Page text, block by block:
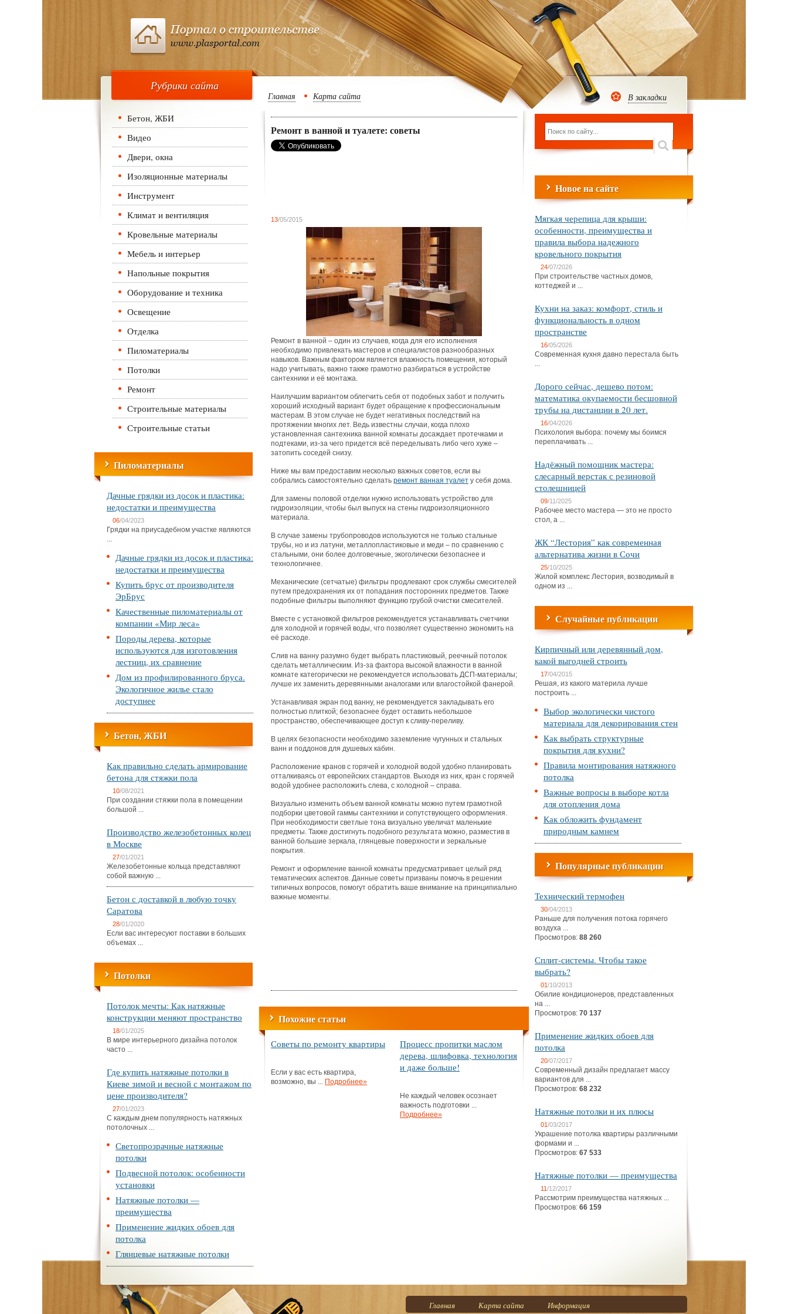
Рубрики сайта
Бетон, ЖБИ
Видео
Двери, окна
Изоляционные материалы
Инструмент
Климат и вентиляция
Кровельные материалы
Мебель и интерьер
Напольные покрытия
Оборудование и техника
Освещение
Отделка
Пиломатериалы
Потолки
Ремонт
Строительные материалы
Строительные статьи
Пиломатериалы
Дачные грядки из досок и пластика:
недостатки и преимущества
06/04/2023
Грядки на приусадебном участке являются
...
Дачные грядки из досок и пластика:
недостатки и преимущества
Купить брус от производителя
ЭрБрус
Качественные пиломатериалы от
компании «Мир леса»
Породы дерева, которые
используются для изготовления
лестниц, их сравнение
Дом из профилированного бруса.
Экологичное жилье стало
доступнее
Бетон, ЖБИ
Как правильно сделать армирование
бетона для стяжки пола
10/08/2021
При создании стяжки пола в помещении
большой ...
Производство железобетонных колец
в Москве
27/01/2021
Железобетонные кольца представляют
собой важную ...
Бетон с доставкой в любую точку
Саратова
28/01/2020
Если вас интересуют поставки в больших
объемах ...
Потолки
Потолок мечты: Как натяжные
конструкции меняют пространство
18/01/2025
В мире интерьерного дизайна потолок
часто ...
Где купить натяжные потолки в
Киеве зимой и весной с монтажом по
цене производителя?
27/01/2023
С каждым днем популярность натяжных
потолочных ...
Светопрозрачные натяжные
потолки
Подвесной потолок: особенности
установки
Натяжные потолки —
преимущества
Применение жидких обоев для
потолка
Глянцевые натяжные потолки
Главная Карта сайта
Ремонт в ванной и туалете: советы
13/05/2015
Ремонт в ванной – один из случаев, когда для его исполнения
необходимо привлекать мастеров и специалистов разнообразных
навыков. Важным фактором является влажность помещения, который
надо учитывать, важно также грамотно разбираться в устройстве
сантехники и её монтажа.
Наилучшим вариантом облегчить себя от подобных забот и получить
хороший исходный вариант будет обращение к профессиональным
мастерам. В этом случае не будет негативных последствий на
протяжении многих лет. Ведь известны случаи, когда плохо
установленная сантехника ванной комнаты досаждает протечками и
подтеками, из-за чего придется всё переделывать либо чего хуже –
затопить соседей снизу.
Ниже мы вам предоставим несколько важных советов, если вы
собрались самостоятельно сделать ремонт ванная туалет у себя дома.
Для замены половой отделки нужно использовать устройство для
гидроизоляции, чтобы был выпуск на стены гидроизоляционного
материала.
В случае замены трубопроводов используются не только стальные
трубы, но и из латуни, металлопластиковые и меди – по сравнению с
стальными, они более долговечные, экоголически безопаснее и
технологичнее.
Механические (сетчатые) фильтры продлевают срок службы смесителей
путем предохранения их от попадания посторонних предметов. Также
подобные фильтры выполняют функцию грубой очистки смесителей.
Вместе с установкой фильтров рекомендуется устанавливать счетчики
для холодной и горячей воды, что позволяет существенно экономить на
её расходе.
Слив на ванну разумно будет выбрать пластиковый, реечный потолок
сделать металлическим. Из-за фактора высокой влажности в ванной
комнате категорически не рекомендуется использовать ДСП-материалы;
лучше их заменить деревянными аналогами или влагостойкой фанерой.
Устанавливая экран под ванну, не рекомендуется закладывать его
полностью плиткой; безопаснее будет оставить небольшое
пространство, обеспечивающее доступ к сливу-переливу.
В целях безопасности необходимо заземление чугунных и стальных
ванн и поддонов для душевых кабин.
Расположение кранов с горячей и холодной водой удобно планировать
отталкиваясь от европейских стандартов. Выходя из них, кран с горячей
водой удобнее расположить слева, с холодной – справа.
Визуально изменить объем ванной комнаты можно путем грамотной
подборки цветовой гаммы сантехники и сопутствующего оформления.
При необходимости светлые тона визуально увеличат маленькие
предметы. Также достигнуть подобного результата можно, разместив в
ванной большие зеркала, глянцевые поверхности и зеркальные
покрытия.
Ремонт и оформление ванной комнаты предусматривает целый ряд
тематических аспектов. Данные советы призваны помочь в решении
типичных вопросов, помогут обратить ваше внимание на принципиально
важные моменты.
Похожие статьи
Советы по ремонту квартиры
Если у вас есть квартира,
возможно, вы ... Подробнее»
Процесс пропитки маслом
дерева, шлифовка, технология
и даже больше!
Не каждый человек осознает
важность подготовки ...
Подробнее»
В закладки
Новое на сайте
Мягкая черепица для крыши:
особенности, преимущества и
правила выбора надежного
кровельного покрытия
24/07/2026
При строительстве частных домов,
коттеджей и ...
Кухни на заказ: комфорт, стиль и
функциональность в одном
пространстве
16/05/2026
Современная кухня давно перестала быть
...
Дорого сейчас, дешево потом:
математика окупаемости бесшовной
трубы на дистанции в 20 лет.
16/04/2026
Психология выбора: почему мы боимся
переплачивать ...
Надёжный помощник мастера:
слесарный верстак с резиновой
столешницей
09/11/2025
Рабочее место мастера — это не просто
стол, а ...
ЖК “Лестория” как современная
альтернатива жизни в Сочи
25/10/2025
Жилой комплекс Лестория, возводимый в
одном из ...
Случайные публикации
Кирпичный или деревянный дом,
какой выгодней строить
17/04/2015
Решая, из какого материла лучше
построить ...
Выбор экологически чистого
материала для декорирования стен
Как выбрать структурные
покрытия для кухни?
Правила монтирования натяжного
потолка
Важные вопросы в выборе котла
для отопления дома
Как обложить фундамент
природным камнем
Популярные публикации
Технический термофен
30/04/2013
Раньше для получения потока горячего
воздуха ...
Просмотров: 88 260
Сплит-системы. Чтобы такое
выбрать?
01/10/2013
Обилие кондиционеров, представленных
на ...
Просмотров: 70 137
Применение жидких обоев для
потолка
20/07/2017
Современный дизайн предлагает массу
вариантов для ...
Просмотров: 68 232
Натяжные потолки и их плюсы
01/03/2017
Украшение потолка квартиры различными
формами и ...
Просмотров: 67 533
Натяжные потолки — преимущества
11/12/2017
Рассмотрим преимущества натяжных ...
Просмотров: 66 159
Главная Карта сайта Информация